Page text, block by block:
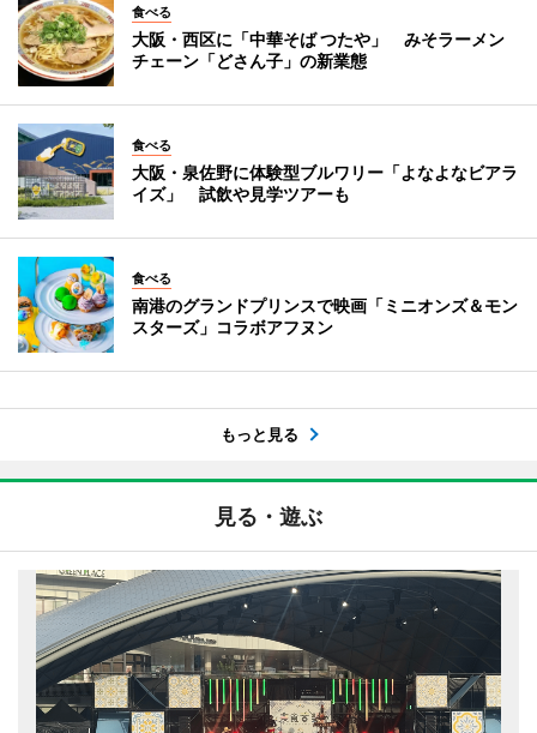
食べる
大阪・西区に「中華そば つたや」 みそラーメン
チェーン「どさん子」の新業態
食べる
大阪・泉佐野に体験型ブルワリー「よなよなビアラ
イズ」 試飲や見学ツアーも
食べる
南港のグランドプリンスで映画「ミニオンズ＆モン
スターズ」コラボアフヌン
もっと見る
見る・遊ぶ